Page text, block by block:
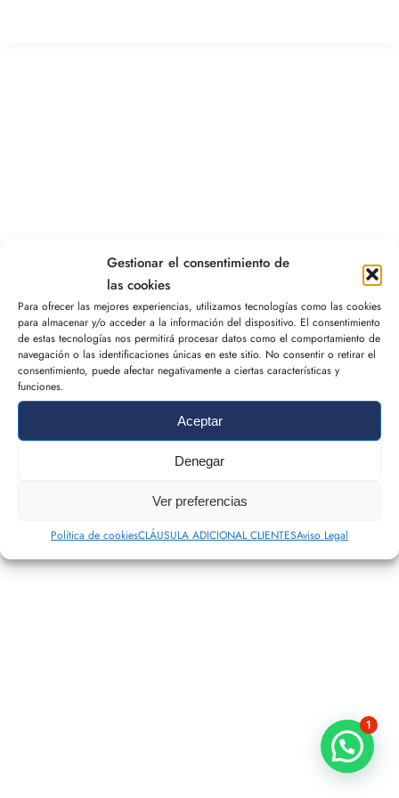
Gestionar el consentimiento de
las cookies
Para ofrecer las mejores experiencias, utilizamos tecnologías como las cookies
para almacenar y/o acceder a la información del dispositivo. El consentimiento
de estas tecnologías nos permitirá procesar datos como el comportamiento de
navegación o las identificaciones únicas en este sitio. No consentir o retirar el
consentimiento, puede afectar negativamente a ciertas características y
funciones.
Aceptar
Denegar
Ver preferencias
Política de cookiesCLÁUSULA ADICIONAL CLIENTESAviso Legal
1